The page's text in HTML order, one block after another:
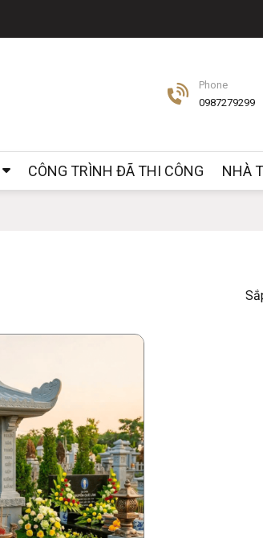
Phone
0987279299
CÔNG TRÌNH ĐÃ THI CÔNG NHÀ